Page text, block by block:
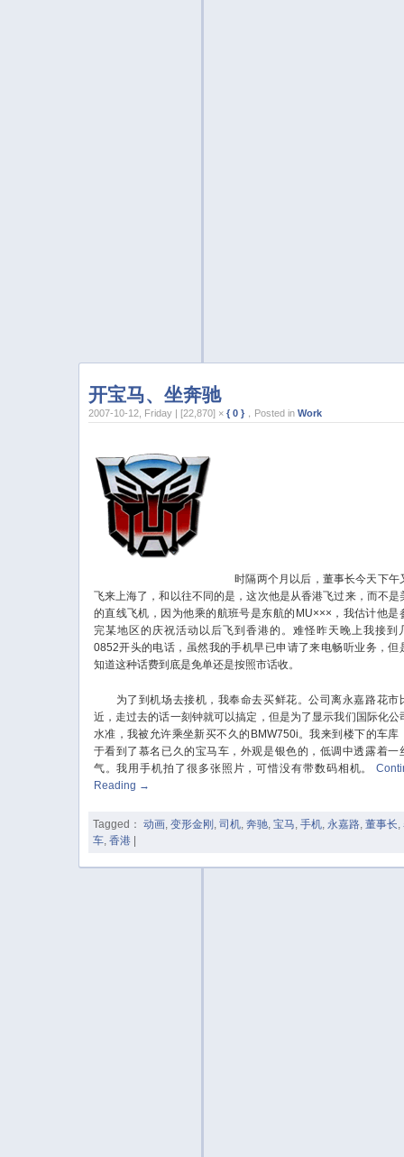
开宝马、坐奔驰
2007-10-12, Friday | [22,870] ×{ 0 } ，Posted inWork
时隔两个月以后，董事长今天下午
飞来上海了，和以往不同的是，这次他是从香港飞过来，而不是
的直线飞机，因为他乘的航班号是东航的MU×××，我估计他是
完某地区的庆祝活动以后飞到香港的。难怪昨天晚上我接到
0852开头的电话，虽然我的手机早已申请了来电畅听业务，但
知道这种话费到底是免单还是按照市话收。
为了到机场去接机，我奉命去买鲜花。公司离永嘉路花市
近，走过去的话一刻钟就可以搞定，但是为了显示我们国际化公
水准，我被允许乘坐新买不久的BMW750i。我来到楼下的车库
于看到了慕名已久的宝马车，外观是银色的，低调中透露着一
气。我用手机拍了很多张照片，可惜没有带数码相机。
Reading →
Tagged： 动画,变形金刚 ,司机,奔驰,宝马,手机, 永嘉路,董事长,
车,香港